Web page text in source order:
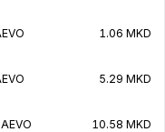
1.06 MKD
5.29 MKD
10.58 MKD